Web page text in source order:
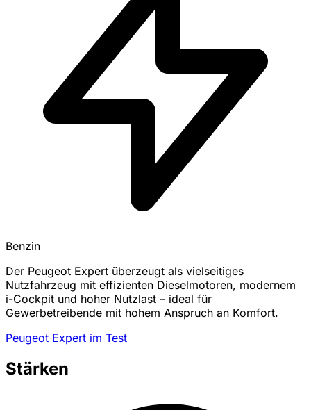
Benzin
Der Peugeot Expert überzeugt als vielseitiges
Nutzfahrzeug mit effizienten Dieselmotoren, modernem
i-Cockpit und hoher Nutzlast – ideal für
Gewerbetreibende mit hohem Anspruch an Komfort.
Peugeot Expert im Test
Stärken